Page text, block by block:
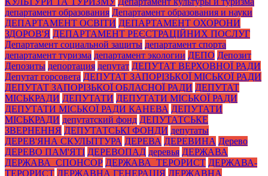
департамент образования Департамент образования и науки
ДЕПАРТАМЕНТ ОСВІТИ ДЕПАРТАМЕНТ ОХОРОНИ
ЗДОРОВ'Я ДЕПАРТАМЕНТ РЕЄСТРАЦІЙНИХ ПОСЛУГ
Департамент социальной защиты департамент спорта
департамент туризма департамент экологии ДЕПО Депозит
Депозиты депортация депутат ДЕПУТАТ ВЕРХОВНОЇ РАДИ
Депутат горсовета ДЕПУТАТ ЗАПОРІЗЬКОЇ МІСЬКОЇ РАДИ
ДЕПУТАТ ЗАПОРІЗЬКОЇ ОБЛАСНОЇ РАДИ ДЕПУТАТ
МІСЬКРАДИ ДЕПУТАТИ ДЕПУТАТИ МІСЬКОЇ РАДИ
ДЕПУТАТИ МІСЬКОЇ РАДИ КАНЕВА ДЕПУТАТИ
МІСЬКРАДИ депутатский фонд ДЕПУТАТСЬКЕ
ЗВЕРНЕННЯ ДЕПУТАТСЬКІ ФОНДИ депутаты
ДЕРЕВ'ЯНА СКУЛЬПТУРА ДЕРЕВА ДЕРЕВИНА Дерево
ДЕРЕВО ПАМ'ЯТІ ДЕРЕВОПАД деревья ДЕРЖАВА
ДЕРЖАВА_СПОНСОР ДЕРЖАВА_ТЕРОРИСТ ДЕРЖАВА-
ТЕРОРИСТ ДЕРЖАВНА ГЕНЕРАЦІЯ ДЕРЖАВНА